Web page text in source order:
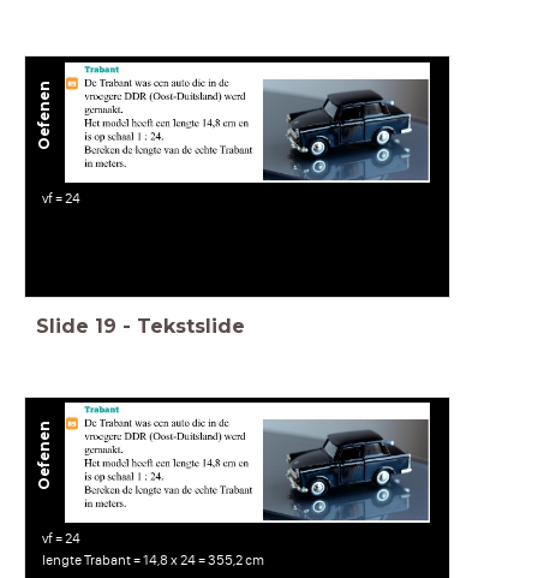
vf = 24
Oefenen
Slide 19 - Tekstslide
vf = 24
lengte Trabant = 14,8 x 24 = 355,2 cm
Oefenen